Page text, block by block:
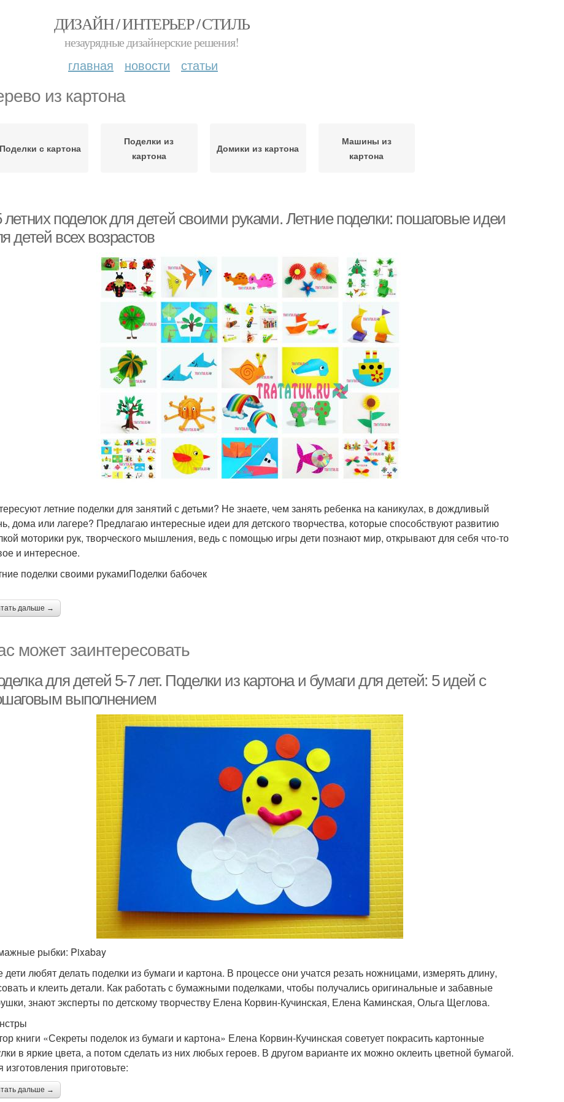
ДИЗАЙН / ИНТЕРЬЕР / СТИЛЬ
незаурядные дизайнерские решения!
главная новости статьи
из картона
Поделки с картона
Поделки из
картона
Домики из картона
Машины из
картона
летних поделок для детей своими руками. Летние поделки: пошаговые идеи
детей всех возрастов
летние поделки для занятий с детьми? Не знаете, чем занять ребенка на каникулах, в дождливый
дома или лагере? Предлагаю интересные идеи для детского творчества, которые способствуют развитию
моторики рук, творческого мышления, ведь с помощью игры дети познают мир, открывают для себя что-то
и интересное.
поделки своими рукамиПоделки бабочек
дальше →
может заинтересовать
для детей 5-7 лет. Поделки из картона и бумаги для детей: 5 идей с
выполнением
рыбки: Pixabay
дети любят делать поделки из бумаги и картона. В процессе они учатся резать ножницами, измерять длину,
и клеить детали. Как работать с бумажными поделками, чтобы получались оригинальные и забавные
знают эксперты по детскому творчеству Елена Корвин-Кучинская, Елена Каминская, Ольга Щеглова.
книги «Секреты поделок из бумаги и картона» Елена Корвин-Кучинская советует покрасить картонные
в яркие цвета, а потом сделать из них любых героев. В другом варианте их можно оклеить цветной бумагой.
изготовления приготовьте:
дальше →